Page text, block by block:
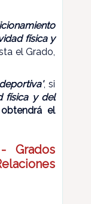
física y
el Grado,
, si
física y del
obtendrá el
Grados